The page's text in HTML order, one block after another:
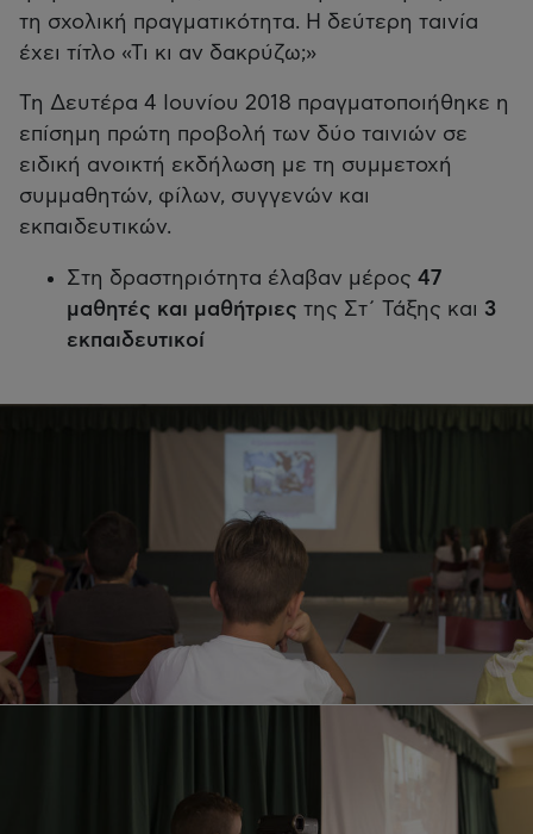
τη σχολική πραγματικότητα. Η δεύτερη ταινία
έχει τίτλο «Τι κι αν δακρύζω;»
Τη Δευτέρα 4 Ιουνίου 2018 πραγματοποιήθηκε η
επίσημη πρώτη προβολή των δύο ταινιών σε
ειδική ανοικτή εκδήλωση με τη συμμετοχή
συμμαθητών, φίλων, συγγενών και
εκπαιδευτικών.
Στη δραστηριότητα έλαβαν μέρος 47
μαθητές και μαθήτριες της Στ΄ Τάξης και 3
εκπαιδευτικοί